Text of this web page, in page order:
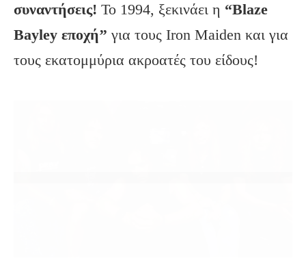
συναντήσεις! Το 1994, ξεκινάει η “Blaze
Bayley εποχή’’ για τους Iron Maiden και για
τους εκατομμύρια ακροατές του είδους!